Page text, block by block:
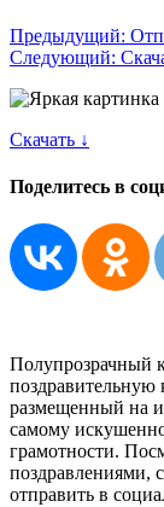
Предыдущий:
Следующий:
Скачать ↓
Поделитесь в
Полупрозрачный
поздравительную
размещенный на
самому
грамотности.
поздравлениями,
отправить в